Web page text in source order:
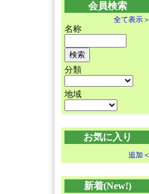
会員検索
全て表示＞
名称
分類
地域
お気に入り
追加＜
新着(New!)